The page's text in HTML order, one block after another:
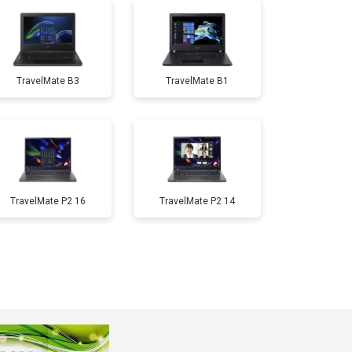
3800 ₽ Заказать
1500 ₽ Заказать
2900 ₽ Заказать
1200 ₽ Заказать
TravelMate B3 TravelMate B1
TravelMate P2 16 TravelMate P2 14